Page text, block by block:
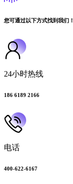
您可通过以下方式找到我们！
24小时热线
186 6189 2166
电话
400-622-6167